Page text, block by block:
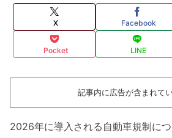
X Facebook
Pocket LINE
記事内に広告が含まれてい
2026年に導入される自動車規制に